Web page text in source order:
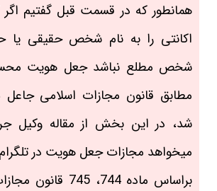
همانطور که در قسمت قبل گفتیم
اکانتی را به نام شخص حقیقی یا
شخص مطلع نباشد جعل هویت
مطابق قانون مجازات اسلامی
شد، در این بخش از مقاله وکیل
میخواهد مجازات جعل هویت در تلگرام
براساس ماده 744،